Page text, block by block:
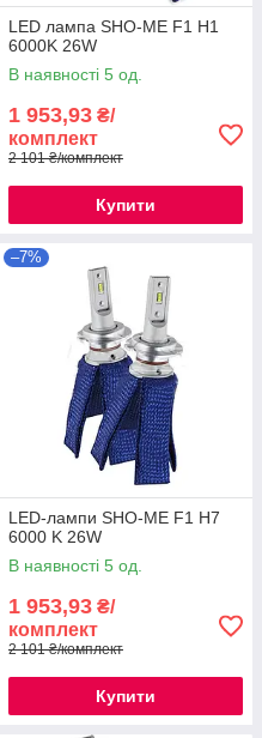
LED лампа SHO-ME F1 H1
6000K 26W
В наявності 5 од.
1 953,93 ₴/
комплект
2 101 ₴/комплект
Купити
–7%
LED-лампи SHO-ME F1 H7
6000 K 26W
В наявності 5 од.
1 953,93 ₴/
комплект
2 101 ₴/комплект
Купити